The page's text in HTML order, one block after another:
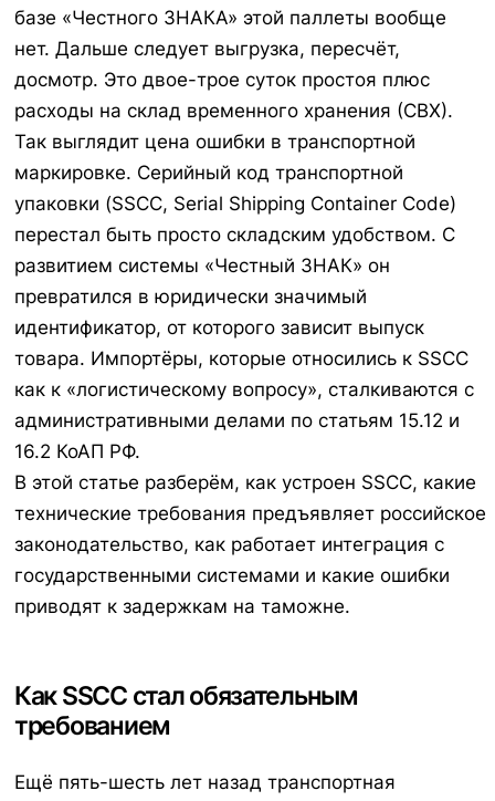
базе «Честного ЗНАКА» этой паллеты вообще
нет. Дальше следует выгрузка, пересчёт,
досмотр. Это двое-трое суток простоя плюс
расходы на склад временного хранения (СВХ).
Так выглядит цена ошибки в транспортной
маркировке. Серийный код транспортной
упаковки (SSCC, Serial Shipping Container Code)
перестал быть просто складским удобством. С
развитием системы «Честный ЗНАК» он
превратился в юридически значимый
идентификатор, от которого зависит выпуск
товара. Импортёры, которые относились к SSCC
как к «логистическому вопросу», сталкиваются с
административными делами по статьям 15.12 и
16.2 КоАП РФ.
В этой статье разберём, как устроен SSCC, какие
технические требования предъявляет российское
законодательство, как работает интеграция с
государственными системами и какие ошибки
приводят к задержкам на таможне.
Как SSCC стал обязательным
требованием
Ещё пять-шесть лет назад транспортная